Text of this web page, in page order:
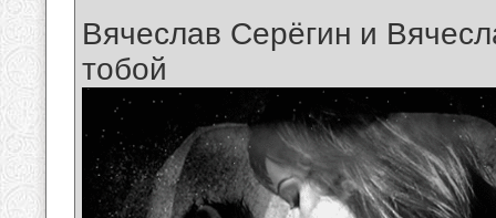
Вячеслав Серёгин и
тобой